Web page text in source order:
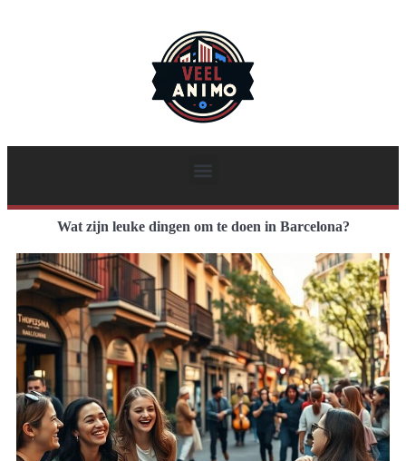
Wat zijn leuke dingen om te doen in Barcelona?